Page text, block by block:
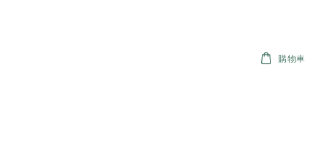
購物車